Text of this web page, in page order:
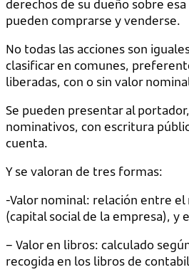
derechos de su dueño sobre
pueden comprarse y venderse.
No todas las acciones son
clasificar en comunes,
liberadas, con o sin valor
Se pueden presentar al
nominativos, con escritura
cuenta.
Y se valoran de tres formas:
-Valor nominal: relación entre el
(capital social de la empresa), y
– Valor en libros: calculado
recogida en los libros de